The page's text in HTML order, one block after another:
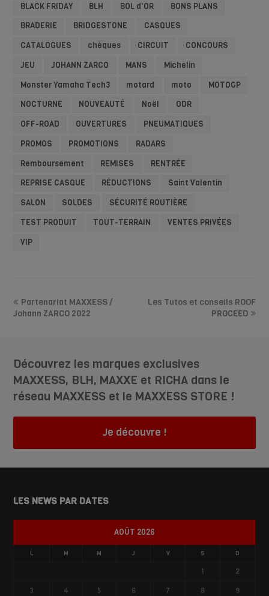
BLACK FRIDAY
BLH BOL d'OR
BONS PLANS
BRADERIE
BRIDGESTONE
CASQUES
CATALOGUES
chèques CIRCUIT
CONCOURS
JEU
JOHANN ZARCO MANS
Michelin
Monster Yamaha Tech3
motard moto
MOTOGP
NOCTURNE
NOUVEAUTÉ Noël
ODR
OFF-ROAD
OUVERTURES
PNEUMATIQUES
PROMOS
PROMOTIONS
RADARS
Remboursement
REMISES
RENTRÉE
REPRISE CASQUE
RÉDUCTIONS
Saint Valentin
SALON
SOLDES
SÉCURITÉ ROUTIÈRE
TEST PRODUIT
TOUT-TERRAIN
VENTES PRIVÉES
VIP
Partenariat MAXXESS /
Johann ZARCO 2022
Les Tutos et conseils ROOF
PROCEED
Découvrez les marques exclusives
MAXXESS, BLH, MAXXE et RICHA dans le
réseau MAXXESS et le MAXXESS STORE !
Je découvre !
LES NEWS PAR DATES
AOÛT 2026
L M M J V S D
1
2
3
4 5 6 7 8
9